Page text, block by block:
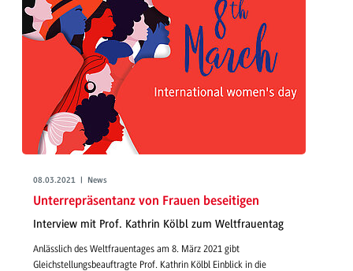
08.03.2021 | News
Unterrepräsentanz von Frauen beseitigen
Interview mit Prof. Kathrin Kölbl zum Weltfrauentag
Anlässlich des Weltfrauentages am 8. März 2021 gibt
Gleichstellungsbeauftragte Prof. Kathrin Kölbl Einblick in die